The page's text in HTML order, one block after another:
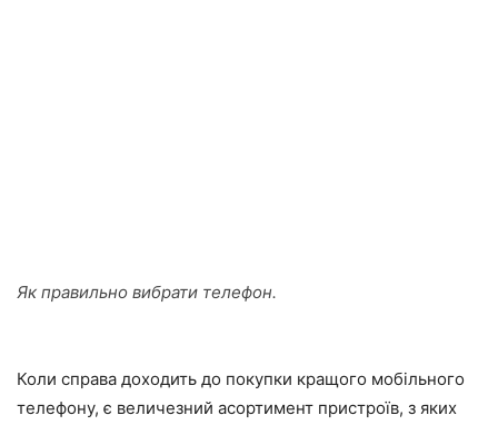
Як правильно вибрати телефон.
Коли справа доходить до покупки кращого мобільного
телефону, є величезний асортимент пристроїв, з яких